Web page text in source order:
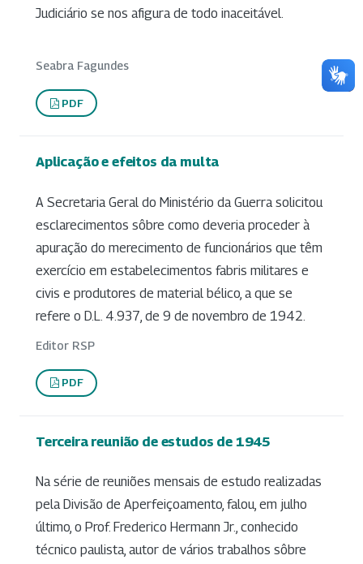
Judiciário se nos afigura de todo inaceitável.
Seabra Fagundes
PDF
Aplicação e efeitos da multa
A Secretaria Geral do Ministério da Guerra solicitou
esclarecimentos sôbre como deveria proceder à
apuração do merecimento de funcionários que têm
exercício em estabelecimentos fabris militares e
civis e produtores de material bélico, a que se
refere o D.L. 4.937, de 9 de novembro de 1942.
Editor RSP
PDF
Terceira reunião de estudos de 1945
Na série de reuniões mensais de estudo realizadas
pela Divisão de Aperfeiçoamento, falou, em julho
último, o Prof. Frederico Hermann Jr., conhecido
técnico paulista, autor de vários trabalhos sôbre